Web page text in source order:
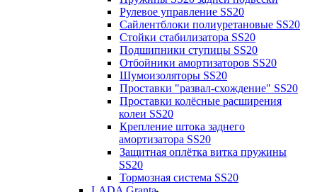
Рулевое управление SS20
Сайлентблоки полиуретановые SS20
Стойки стабилизатора SS20
Подшипники ступицы SS20
Отбойники амортизаторов SS20
Шумоизоляторы SS20
Проставки "развал-схождение" SS20
Проставки колёсные расширения
колеи SS20
Крепление штока заднего
амортизатора SS20
Защитная оплётка витка пружины
SS20
Тормозная система SS20